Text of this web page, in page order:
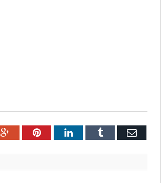
Google+PinterestLinkedInTumblr Email